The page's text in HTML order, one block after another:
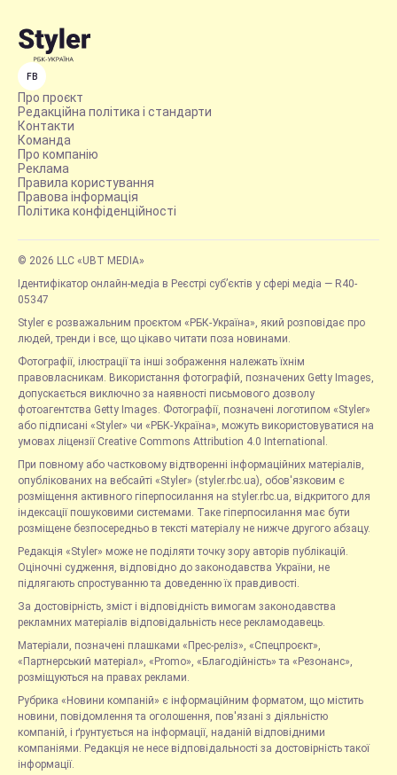
FB
Про проєкт
Редакційна політика і стандарти
Контакти
Команда
Про компанію
Реклама
Правила користування
Правова інформація
Політика конфіденційності
© 2026 LLC «UBT MEDIA»
Ідентифікатор онлайн-медіа в Реєстрі суб’єктів у сфері медіа — R40-
05347
Styler є розважальним проєктом «РБК-Україна», який розповідає про
людей, тренди і все, що цікаво читати поза новинами.
Фотографії, ілюстрації та інші зображення належать їхнім
правовласникам. Використання фотографій, позначених Getty Images,
допускається виключно за наявності письмового дозволу
фотоагентства Getty Images. Фотографії, позначені логотипом «Styler»
або підписані «Styler» чи «РБК-Україна», можуть використовуватися на
умовах ліцензії Creative Commons Attribution 4.0 International.
При повному або частковому відтворенні інформаційних матеріалів,
опублікованих на вебсайті «Styler» (styler.rbc.ua), обов'язковим є
розміщення активного гіперпосилання на styler.rbc.ua, відкритого для
індексації пошуковими системами. Таке гіперпосилання має бути
розміщене безпосередньо в тексті матеріалу не нижче другого абзацу.
Редакція «Styler» може не поділяти точку зору авторів публікацій.
Оціночні судження, відповідно до законодавства України, не
підлягають спростуванню та доведенню їх правдивості.
За достовірність, зміст і відповідність вимогам законодавства
рекламних матеріалів відповідальність несе рекламодавець.
Матеріали, позначені плашками «Прес-реліз», «Спецпроєкт»,
«Партнерський матеріал», «Promo», «Благодійність» та «Резонанс»,
розміщуються на правах реклами.
Рубрика «Новини компаній» є інформаційним форматом, що містить
новини, повідомлення та оголошення, пов'язані з діяльністю
компаній, і ґрунтується на інформації, наданій відповідними
компаніями. Редакція не несе відповідальності за достовірність такої
інформації.